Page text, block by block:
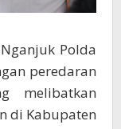
Polda
peredaran
melibatkan
di Kabupaten